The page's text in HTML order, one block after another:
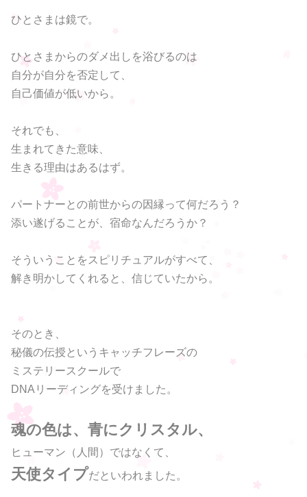
ひとさまは鏡で。
ひとさまからのダメ出しを浴びるのは
自分が自分を否定して、
自己価値が低いから。
それでも、
生まれてきた意味、
生きる理由はあるはず。
パートナーとの前世からの因縁って何だろう？
添い遂げることが、宿命なんだろうか？
そういうことをスピリチュアルがすべて、
解き明かしてくれると、信じていたから。
そのとき、
秘儀の伝授というキャッチフレーズの
ミステリースクールで
DNAリーディングを受けました。
魂の色は、青にクリスタル、
ヒューマン（人間）ではなくて、
天使タイプだといわれました。